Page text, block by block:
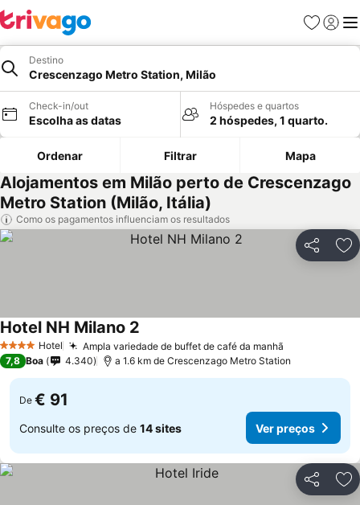
Favoritos
Iniciar
Destino
Crescenzago Metro Station, Milão
Check-in/out
Escolha as datas
Hóspedes e quartos
2 hóspedes, 1 quarto.
Ordenar Filtrar Mapa
Alojamentos em Milão perto de Crescenzago
Metro Station (Milão, Itália)
Como os pagamentos influenciam os resultados
Partilhar
4 EstrelasHotel Ampla variedade de buffet de café da manhã
Hotel NH Milano 2
7,8 Boa 4.340 a 1.6 km de Crescenzago Metro Station
De € 91
Consulte os preços de 14 sites Ver preços
Partilhar